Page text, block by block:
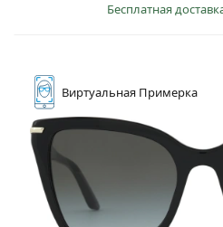
Бесплатная
Виртуальная Примерка